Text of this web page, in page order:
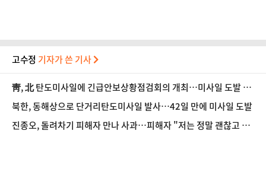
고수정 기자가 쓴 기사
靑, 北 탄도미사일에 긴급안보상황점검회의 개최…미사일 도발 중
단 촉구
북한, 동해상으로 단거리탄도미사일 발사…42일 만에 미사일 도발
진종오, 돌려차기 피해자 만나 사과…피해자 "저는 정말 괜찮고 징